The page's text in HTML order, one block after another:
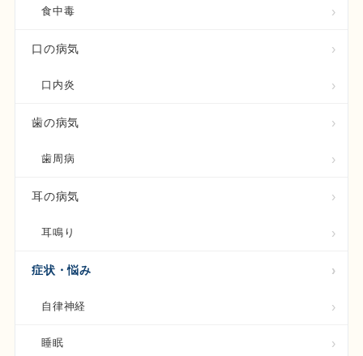
食中毒
口の病気
口内炎
歯の病気
歯周病
耳の病気
耳鳴り
症状・悩み
自律神経
睡眠